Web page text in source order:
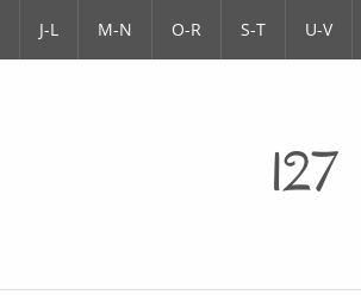
J-L M-N O-R S-T U-V
127